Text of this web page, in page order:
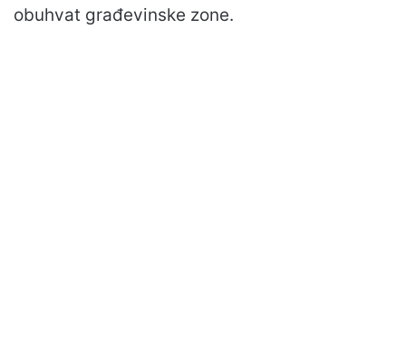
obuhvat građevinske zone.